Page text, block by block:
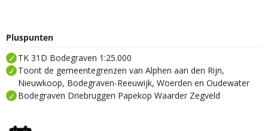
Pluspunten
TK 31D Bodegraven 1:25.000
Toont de gemeentegrenzen van Alphen aan den Rijn,
Nieuwkoop, Bodegraven-Reeuwijk, Woerden en Oudewater
Bodegraven Driebruggen Papekop Waarder Zegveld